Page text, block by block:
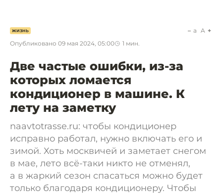
ЖИЗНЬ
Опубликовано 09 мая 2024, 05:00 1 мин.
a A
Две частые ошибки, из-за
которых ломается
кондиционер в машине. К
лету на заметку
naavtotrasse.ru: чтобы кондиционер
исправно работал, нужно включать его и
зимой. Хоть москвичей и заметает снегом
в мае, лето всё-таки никто не отменял,
а в жаркий сезон спасаться можно будет
только благодаря кондиционеру. Чтобы